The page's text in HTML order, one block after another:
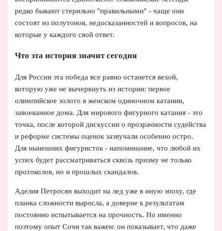
редко бывают стерильно "правильными" - чаще они
состоят из полутонов, недосказанностей и вопросов, на
которые у каждого свой ответ.
Что эта история значит сегодня
Для России эта победа все равно останется вехой,
которую уже не вычеркнуть из истории: первое
олимпийское золото в женском одиночном катании,
завоеванное дома. Для мирового фигурного катания - это
точка, после которой дискуссии о прозрачности судейства
и реформе системы оценок зазвучали особенно остро.
Для нынешних фигуристок - напоминание, что любой их
успех будет рассматриваться сквозь призму не только
протоколов, но и прошлых скандалов.
Аделия Петросян выходит на лед уже в иную эпоху, где
планка сложности выросла, а доверие к результатам
постоянно испытывается на прочность. Но именно
поэтому опыт Сочи так важен: он показывает, что даже